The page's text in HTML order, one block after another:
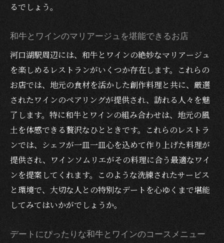
るでしょう。
和牛とワインのマリアージュを堪能できるお店
河口湖駅周辺には、和牛とワインの絶妙なマリアージュ
を楽しめるレストランがいくつか存在します。これらの
お店では、地元の食材を活かした創作料理と共に、厳選
されたワインのペアリングが提供され、訪れる人々を魅
了します。特に和牛とワインの組み合わせは、地元の風
土を体感できる贅沢なひとときです。これらのレストラ
ンでは、シェフが一皿一皿心を込めて作り上げた料理が
提供され、ワインソムリエがその料理に合う最適なワイ
ンを提案してくれます。このような洗練されたサービス
と環境で、大切な人との特別なデートを心ゆくまで堪能
してみてはいかがでしょうか。
デートにぴったりな和牛とワインのコースメニュー